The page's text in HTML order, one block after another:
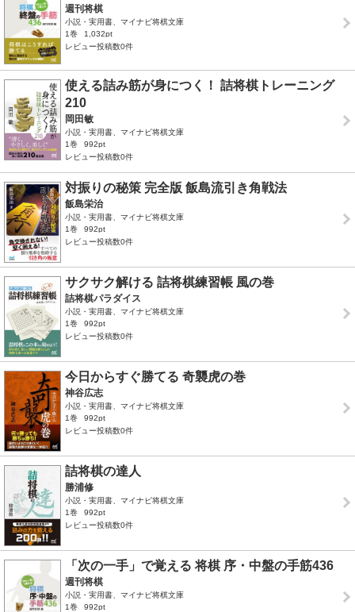
週刊将棋
小説・実用書、マイナビ将棋文庫
1巻
1,032pt
レビュー投稿数0件
使える詰み筋が身につく！ 詰将棋トレーニング
210
岡田敏
小説・実用書、マイナビ将棋文庫
1巻
992pt
レビュー投稿数0件
対振りの秘策 完全版 飯島流引き角戦法
飯島栄治
小説・実用書、マイナビ将棋文庫
1巻
992pt
レビュー投稿数0件
サクサク解ける 詰将棋練習帳 風の巻
詰将棋パラダイス
小説・実用書、マイナビ将棋文庫
1巻
992pt
レビュー投稿数0件
今日からすぐ勝てる 奇襲虎の巻
神谷広志
小説・実用書、マイナビ将棋文庫
1巻
992pt
レビュー投稿数0件
詰将棋の達人
勝浦修
小説・実用書、マイナビ将棋文庫
1巻
992pt
レビュー投稿数0件
「次の一手」で覚える 将棋 序・中盤の手筋436
週刊将棋
小説・実用書、マイナビ将棋文庫
1巻
992pt